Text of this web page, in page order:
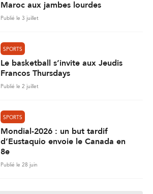
Maroc aux jambes lourdes
Publié le 3 juillet
SPORTS
Le basketball s’invite aux Jeudis
Francos Thursdays
Publié le 2 juillet
SPORTS
Mondial-2026 : un but tardif
d’Eustaquio envoie le Canada en
8e
Publié le 28 juin